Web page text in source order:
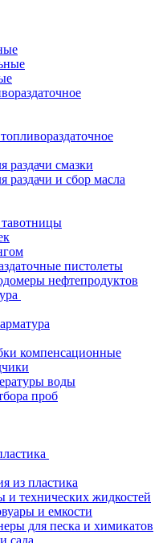
раздачи смазки
раздачи и сбор масла
пистолеты
нефтепродуктов
компенсационные
воды
проб
из пластика
и технических жидкостей
и емкости
для песка и химикатов
сада